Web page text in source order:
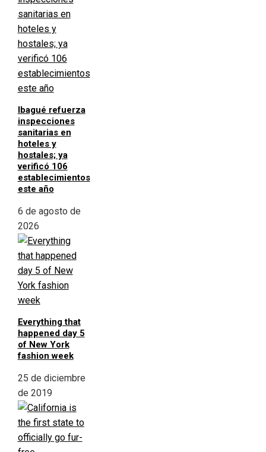
Ibagué refuerza
inspecciones
sanitarias en
hoteles y
hostales; ya
verificó 106
establecimientos
este año
6 de agosto de
2026
Everything that
happened day 5
of New York
fashion week
25 de diciembre
de 2019